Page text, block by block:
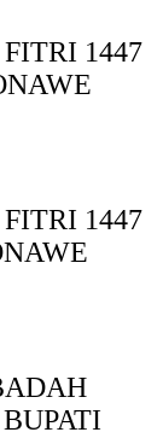
1447
1447